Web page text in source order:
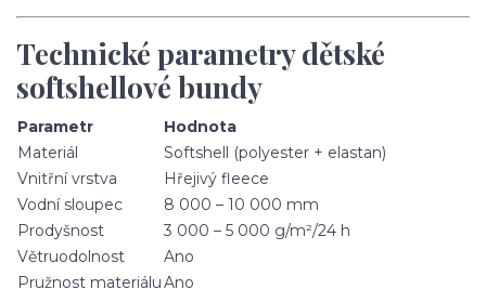
Technické parametry dětské
softshellové bundy
Parametr
Hodnota
Materiál
Softshell (polyester + elastan)
Vnitřní vrstva
Hřejivý fleece
Vodní sloupec
8 000 – 10 000 mm
Prodyšnost
3 000 – 5 000 g/m²/24 h
Větruodolnost
Ano
Pružnost materiáluAno